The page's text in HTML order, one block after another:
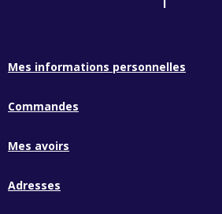
Mes informations personnelles
Commandes
Mes avoirs
Adresses